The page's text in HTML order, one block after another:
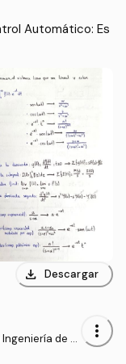
Automático: Es
download Descargar
de T
more_vert